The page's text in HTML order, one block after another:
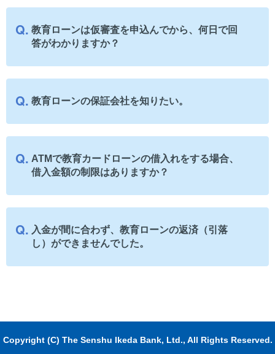
教育ローンは仮審査を申込んでから、何日で回
答がわかりますか？
教育ローンの保証会社を知りたい。
ATMで教育カードローンの借入れをする場合、
借入金額の制限はありますか？
入金が間に合わず、教育ローンの返済（引落
し）ができませんでした。
Copyright (C) The Senshu Ikeda Bank, Ltd., All Rights Reserved.